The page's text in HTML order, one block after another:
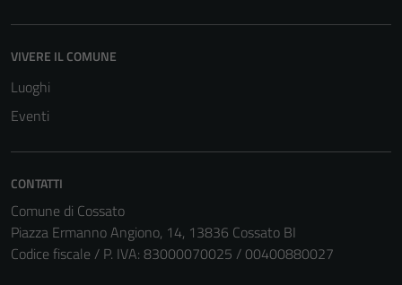
VIVERE IL COMUNE
Luoghi
Eventi
CONTATTI
Comune di Cossato
Piazza Ermanno Angiono, 14, 13836 Cossato BI
Codice fiscale / P. IVA: 83000070025 / 00400880027